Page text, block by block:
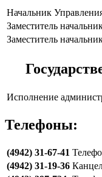
Начальник
Заместитель
Заместитель
Исполнение
Телефоны:
(4942) 31-67-41
(4942) 31-19-36